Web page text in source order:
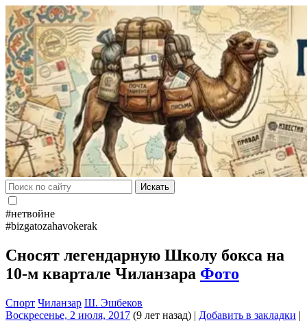
Искать
#нетвойне
#bizgatozahavokerak
Сносят легендарную Школу бокса на
10-м квартале Чиланзара Фото
Спорт Чиланзар Ш. Эшбеков
Воскресенье, 2 июля, 2017 (9 лет назад) | Добавить в закладки |